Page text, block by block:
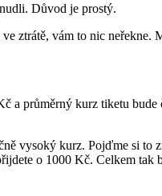
Důvod je prostý.
ztrátě, vám to nic neřekne.
a průměrný kurz tiketu
vysoký kurz. Pojďme si to
o 1000 Kč. Celkem tak